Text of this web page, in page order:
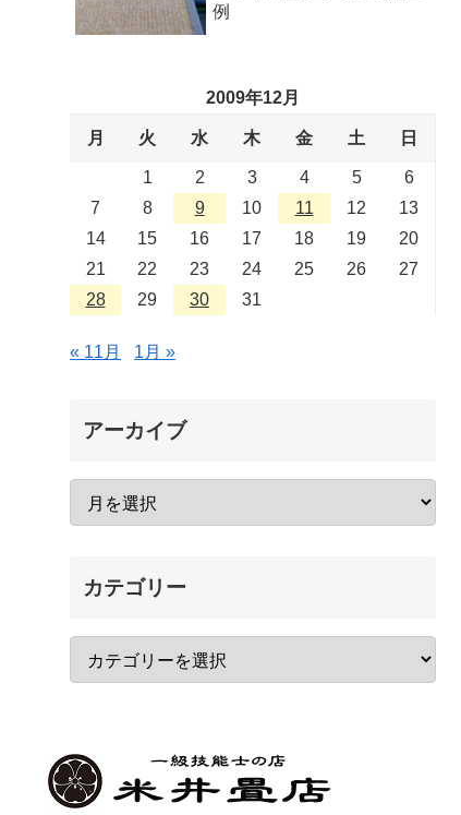
例
2009年12月
月 火 水 木 金 土 日
1 2 3 4 5
6
7
8 9 10 11 12
13
14
15 16 17 18 19
20
21
22 23 24 25 26
27
28
29 30 31
« 11月 1月 »
アーカイブ
カテゴリー